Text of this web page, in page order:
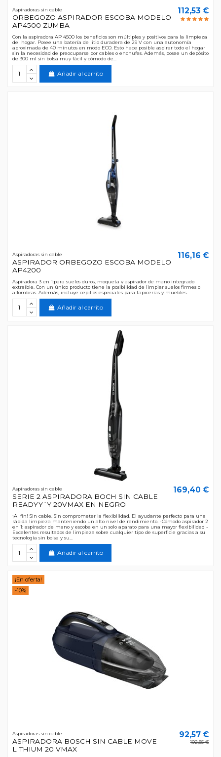
Aspiradoras sin cable
ORBEGOZO ASPIRADOR ESCOBA MODELO
AP4500 ZUMBA
112,53 €
Con la aspiradora AP 4500 los beneficios son múltiples y positivos para la limpieza
del hogar. Posee una batería de litio duradera de 29 V con una autonomía
aproximada de 40 minutos en modo ECO. Esto hace posible aspirar todo el hogar
sin la necesidad de preocuparse por cables o enchufes. Además, posee un depósito
de 300 ml sin bolsa muy fácil y cómodo de...
Añadir al carrito
Aspiradoras sin cable
ASPIRADOR ORBEGOZO ESCOBA MODELO
AP4200
116,16 €
Aspiradora 3 en 1:para suelos duros, moqueta y aspirador de mano integrado
extraíble. Con un único producto tiene la posibilidad de limpiar suelos firmes o
alfombras. Además, incluye cepillos especiales para tapicerías y muebles.
Añadir al carrito
Aspiradoras sin cable
SERIE 2 ASPIRADORA BOCH SIN CABLE
READYY´Y 20VMAX EN NEGRO
169,40 €
¡Al fin! Sin cable. Sin comprometer la flexibilidad. El ayudante perfecto para una
rápida limpieza manteniendo un alto nivel de rendimiento. -Cómodo aspirador 2
en 1: aspirador de mano y escoba en un solo aparato para una mayor flexibilidad -
Excelentes resultados de limpieza sobre cualquier tipo de superficie gracias a su
tecnología sin bolsa y su...
Añadir al carrito
¡En oferta!
-10%
Aspiradoras sin cable
ASPIRADORA BOSCH SIN CABLE MOVE
LITHIUM 20 VMAX
92,57 €
102,85 €